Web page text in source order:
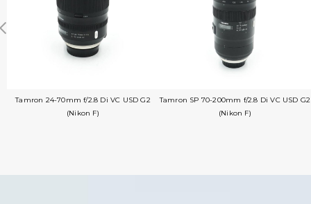
Tamron 24-70mm f/2.8 Di VC USD G2
(Nikon F)
Tamron SP 70-200mm f/2.8 Di VC USD G2
(Nikon F)